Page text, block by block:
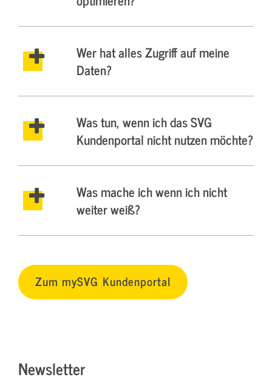
Wer hat alles Zugriff auf meine
Daten?
Was tun, wenn ich das SVG
Kundenportal nicht nutzen möchte?
Was mache ich wenn ich nicht
weiter weiß?
Zum mySVG Kundenportal
Newsletter